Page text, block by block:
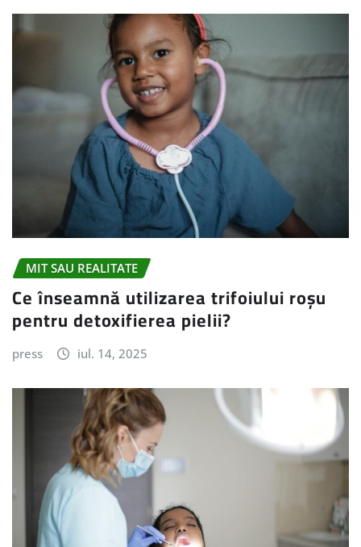
MIT SAU REALITATE
Ce înseamnă utilizarea trifoiului roșu
pentru detoxifierea pielii?
press iul. 14, 2025